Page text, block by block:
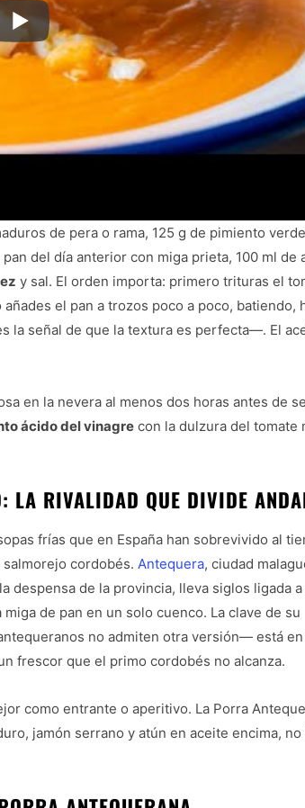
de pera o rama, 125 g de pimiento
del día anterior con miga prieta, 100 ml de
y sal. El orden importa: primero trituras el
el pan a trozos poco a poco, batiendo,
la señal de que la textura es perfecta—. El
en la nevera al menos dos horas antes de
ácido del vinagre con la dulzura del tomate
LA RIVALIDAD QUE DIVIDE
frías que en España han sobrevivido al
cordobés. Antequera, ciudad
despensa de la provincia, lleva siglos ligada
de pan en un solo cuenco. La clave de su
no admiten otra versión— está en
frescor que el primo cordobés no alcanza.
como entrante o aperitivo. La Porra
jamón serrano y atún en aceite encima, no